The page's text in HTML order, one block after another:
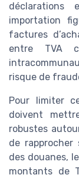
déclarations
importation
factures
entre TVA
risque de
Pour limiter
doivent
robustes
de rapprocher
des douanes,
montants de